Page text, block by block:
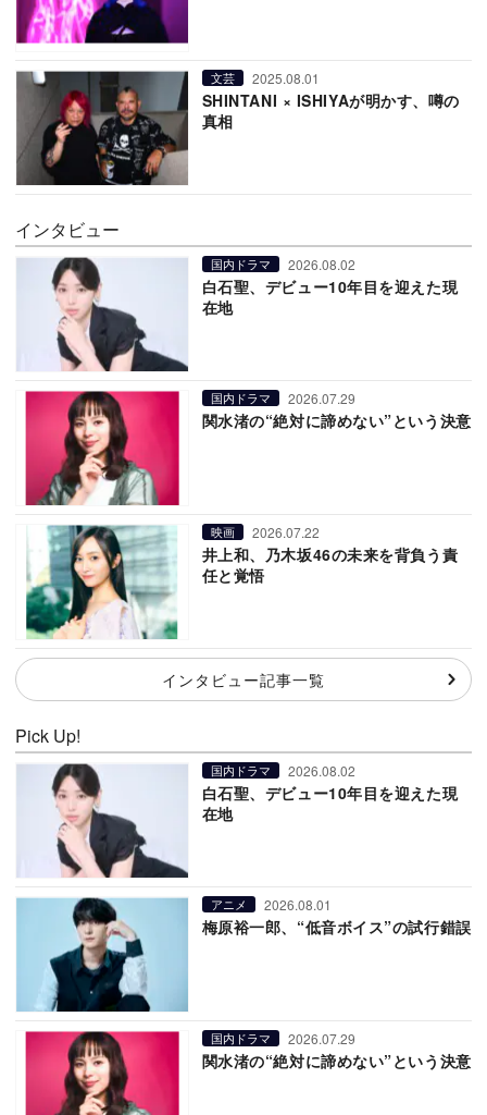
文芸 2025.08.01
SHINTANI × ISHIYAが明かす、噂の
真相
インタビュー
国内ドラマ 2026.08.02
白石聖、デビュー10年目を迎えた現
在地
国内ドラマ 2026.07.29
関水渚の“絶対に諦めない”という決意
映画 2026.07.22
井上和、乃木坂46の未来を背負う責
任と覚悟
インタビュー記事一覧
Pick Up!
国内ドラマ 2026.08.02
白石聖、デビュー10年目を迎えた現
在地
アニメ 2026.08.01
梅原裕一郎、“低音ボイス”の試行錯誤
国内ドラマ 2026.07.29
関水渚の“絶対に諦めない”という決意